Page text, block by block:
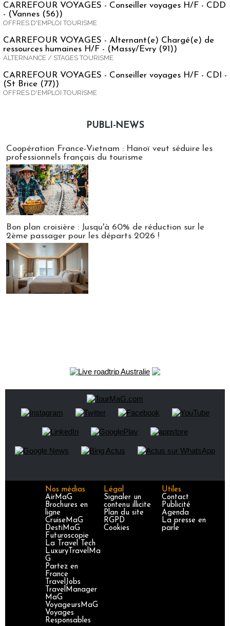
CARREFOUR VOYAGES - Conseiller voyages H/F - CDD
- (Vannes (56))
OFFRES D'EMPLOI TOURISME
CARREFOUR VOYAGES - Alternant(e) Chargé(e) de
ressources humaines H/F - (Massy/Evry (91))
ALTERNANCE / STAGES TOURISME
CARREFOUR VOYAGES - Conseiller voyages H/F - CDI -
(St Brice (77))
OFFRES D'EMPLOI TOURISME
PUBLI-NEWS
Coopération France-Vietnam : Hanoï veut séduire les
professionnels français du tourisme
Bon plan croisière : Jusqu'à 60% de réduction sur le
2ème passager pour les départs 2026 !
Nos médias
AirMaG
Brochures en
ligne
CruiseMaG
DestiMaG
Futuroscopie
La Travel Tech
LuxuryTravelMa
G
Partez en
France
TravelJobs
TravelManager
MaG
VoyageursMaG
Voyages
Responsables
Légal
Signaler un
contenu illicite
Plan du site
RGPD
Cookies
Utiles
Contact
Publicité
Agenda
La presse en
parle